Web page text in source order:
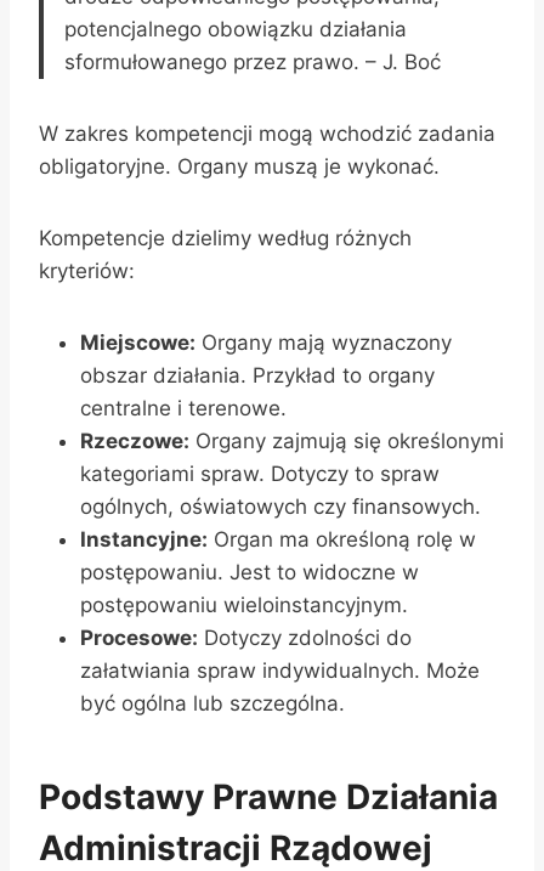
potencjalnego obowiązku działania
sformułowanego przez prawo. – J. Boć
W zakres kompetencji mogą wchodzić zadania
obligatoryjne. Organy muszą je wykonać.
Kompetencje dzielimy według różnych
kryteriów:
Miejscowe: Organy mają wyznaczony
obszar działania. Przykład to organy
centralne i terenowe.
Rzeczowe: Organy zajmują się określonymi
kategoriami spraw. Dotyczy to spraw
ogólnych, oświatowych czy finansowych.
Instancyjne: Organ ma określoną rolę w
postępowaniu. Jest to widoczne w
postępowaniu wieloinstancyjnym.
Procesowe: Dotyczy zdolności do
załatwiania spraw indywidualnych. Może
być ogólna lub szczególna.
Podstawy Prawne Działania
Administracji Rządowej